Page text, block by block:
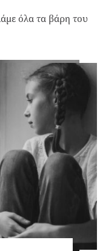
όλα τα βάρη του